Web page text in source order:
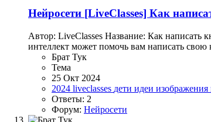
Нейросети [LiveClasses] Как
Автор: LiveClasses Название: Как
интеллект может помочь вам написать
Брат Тук
Тема
25 Окт 2024
2024 liveclasses дети идеи изображения
Ответы: 2
Форум: Нейросети